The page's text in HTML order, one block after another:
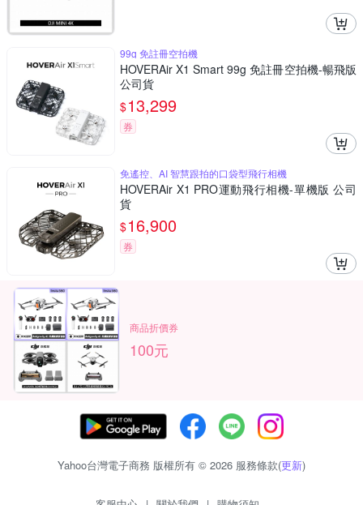
99g 免註冊空拍機
HOVERAir X1 Smart 99g 免註冊空拍機-暢飛版
公司貨
$13,299
券
免遙控、AI 智慧跟拍的口袋型飛行相機
HOVERAir X1 PRO運動飛行相機-單機版 公司
貨
$16,900
券
商品折價券
100元
Yahoo台灣電子商務 版權所有 © 2026 服務條款(更新)